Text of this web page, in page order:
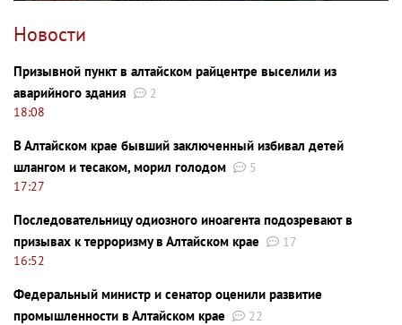
Новости
Призывной пункт в алтайском райцентре выселили из
аварийного здания
2
18:08
В Алтайском крае бывший заключенный избивал детей
шлангом и тесаком, морил голодом
5
17:27
Последовательницу одиозного иноагента подозревают в
призывах к терроризму в Алтайском крае
17
16:52
Федеральный министр и сенатор оценили развитие
промышленности в Алтайском крае
22